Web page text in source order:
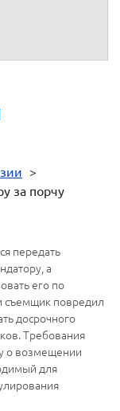
>
за порчу
передать
а
его по
съемщик повредил
досрочного
Требования
о возмещении
для